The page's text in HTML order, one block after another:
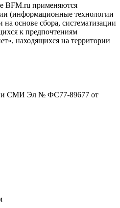
BFM.ru применяются
(информационные технологии
основе сбора, систематизации
к предпочтениям
находящихся на территории
СМИ Эл № ФС77-89677 от